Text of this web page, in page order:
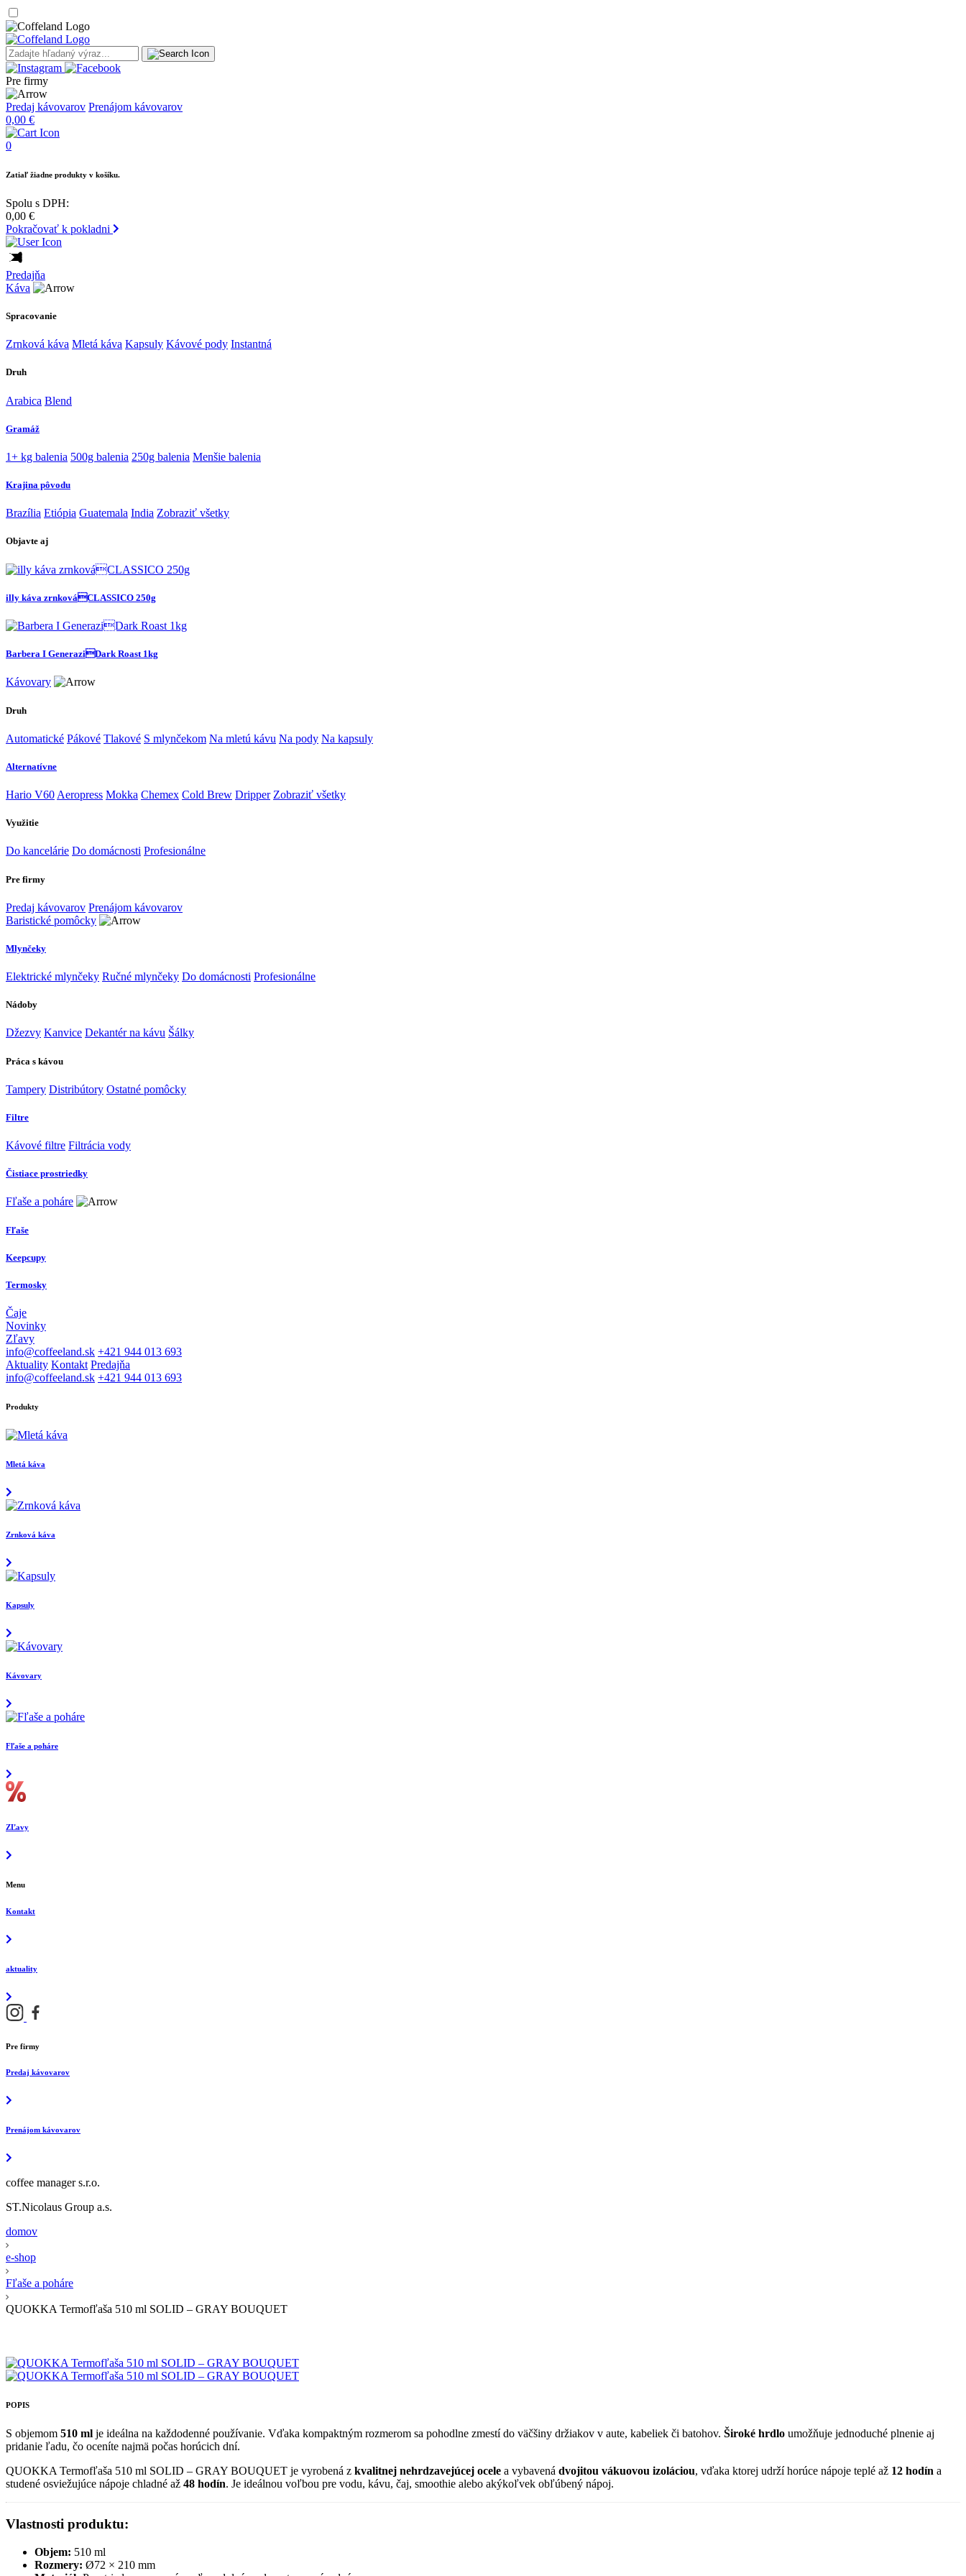
Pre firmy
Predaj kávovarov Prenájom kávovarov
0,00 €
0
Zatiaľ žiadne produkty v košíku.
Spolu s DPH:
0,00 €
Pokračovať k pokladni
Predajňa
Káva
Spracovanie
Zrnková káva Mletá káva Kapsuly Kávové pody Instantná
Druh
Arabica Blend
Gramáž
1+ kg balenia 500g balenia 250g balenia Menšie balenia
Krajina pôvodu
Brazília Etiópia Guatemala India Zobraziť všetky
Objavte aj
illy káva zrnkováCLASSICO 250g
Barbera I GeneraziDark Roast 1kg
Kávovary
Druh
Automatické Pákové Tlakové S mlynčekom Na mletú kávu Na pody Na kapsuly
Alternatívne
Hario V60 Aeropress Mokka Chemex Cold Brew Dripper Zobraziť všetky
Využitie
Do kancelárie Do domácnosti Profesionálne
Pre firmy
Predaj kávovarov Prenájom kávovarov
Baristické pomôcky
Mlynčeky
Elektrické mlynčeky Ručné mlynčeky Do domácnosti Profesionálne
Nádoby
Džezvy Kanvice Dekantér na kávu Šálky
Práca s kávou
Tampery Distribútory Ostatné pomôcky
Filtre
Kávové filtre Filtrácia vody
Čistiace prostriedky
Fľaše a poháre
Fľaše
Keepcupy
Termosky
Čaje
Novinky
Zľavy
info@coffeeland.sk +421 944 013 693
Aktuality Kontakt Predajňa
info@coffeeland.sk +421 944 013 693
Produkty
Mletá káva
Zrnková káva
Kapsuly
Kávovary
Fľaše a poháre
ZĽavy
Menu
Kontakt
aktuality
Pre firmy
Predaj kávovarov
Prenájom kávovarov
coffee manager s.r.o.
ST.Nicolaus Group a.s.
domov
e-shop
Fľaše a poháre
QUOKKA Termofľaša 510 ml SOLID – GRAY BOUQUET
POPIS
S objemom 510 ml je ideálna na každodenné používanie. Vďaka kompaktným rozmerom sa pohodlne zmestí do väčšiny držiakov v aute, kabeliek či batohov. Široké hrdlo umožňuje jednoduché plnenie aj
pridanie ľadu, čo oceníte najmä počas horúcich dní.
QUOKKA Termofľaša 510 ml SOLID – GRAY BOUQUET je vyrobená z kvalitnej nehrdzavejúcej ocele a vybavená dvojitou vákuovou izoláciou, vďaka ktorej udrží horúce nápoje teplé až 12 hodín a
studené osviežujúce nápoje chladné až 48 hodín. Je ideálnou voľbou pre vodu, kávu, čaj, smoothie alebo akýkoľvek obľúbený nápoj.
Vlastnosti produktu:
Objem: 510 ml
Rozmery: Ø72 × 210 mm